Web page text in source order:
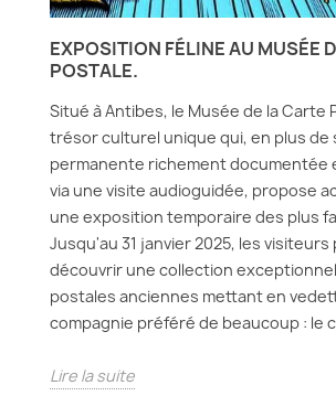
EXPOSITION FÉLINE AU MUSÉE
POSTALE.
Situé à Antibes, le Musée de la Carte
trésor culturel unique qui, en plus de
permanente richement documentée
via une visite audioguidée, propose
une exposition temporaire des plus
Jusqu'au 31 janvier 2025, les
découvrir une collection
postales anciennes mettant en
compagnie préféré de beaucoup : le
Lire la suite